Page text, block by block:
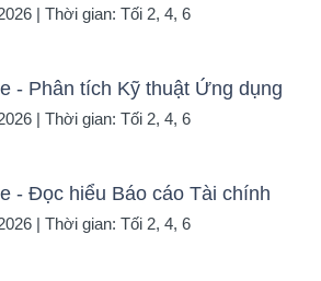
| Thời gian: Tối 2, 4, 6
- Phân tích Kỹ thuật Ứng dụng
| Thời gian: Tối 2, 4, 6
- Đọc hiểu Báo cáo Tài chính
| Thời gian: Tối 2, 4, 6